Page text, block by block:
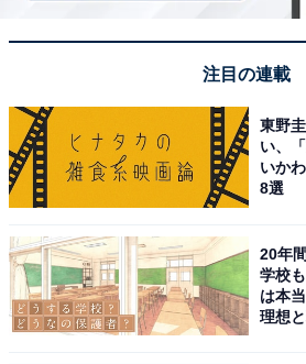
A post shared by 橋本環奈&井手上漠
2024年後期のNHK連続テレビ小説
公の米田結役に抜てきされています
注目の連載
東野
い、
いか
8選
20年
学校
は本
理想